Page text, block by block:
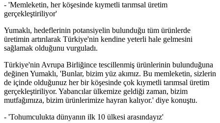
- 'Memleketin, her köşesinde kıymetli tarımsal üretim
gerçekleştiriliyor'
Yumaklı, hedeflerinin potansiyelin bulunduğu tüm ürünlerde
üretimin artırılarak Türkiye'nin kendine yeterli hale gelmesini
sağlamak olduğunu vurguladı.
Türkiye'nin Avrupa Birliğince tescillenmiş ürünlerinin bulunduğuna
değinen Yumaklı, 'Bunlar, bizim yüz akımız. Bu memleketin, sizlerin
de içinde olduğunuz her bir köşesinde çok kıymetli tarımsal üretim
gerçekleştiriliyor. Yabancılar ülkemize geldiği zaman, bizim
mutfağımıza, bizim ürünlerimize hayran kalıyor.' diye konuştu.
- 'Tohumculukta dünyanın ilk 10 ülkesi arasındayız'